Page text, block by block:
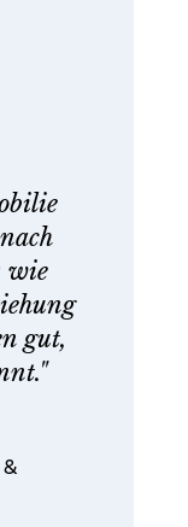
wie
gut,